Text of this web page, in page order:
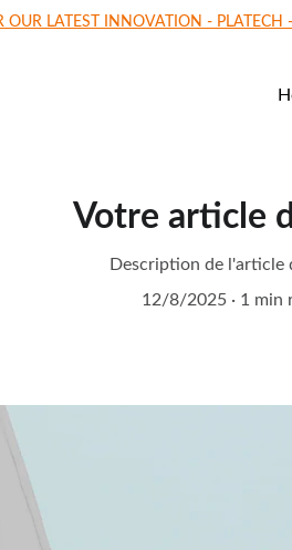
OUR LATEST INNOVATION -
Votre article
Description de l'article
12/8/2025
1 min